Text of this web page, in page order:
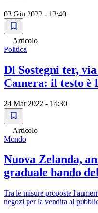
03 Giu 2022 - 13:40
Articolo
Politica
Dl Sostegni ter,
Camera: il testo è
24 Mar 2022 - 14:30
Articolo
Mondo
Nuova Zelanda,
graduale bando
Tra le misure proposte
negozi per la vendita al